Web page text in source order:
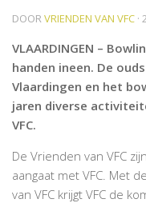
DOORVRIENDEN VAN VFC ·
VLAARDINGEN –
handen ineen. De
Vlaardingen en het
jaren diverse
VFC.
De Vrienden van VFC
aangaat met VFC. Met
van VFC krijgt VFC de